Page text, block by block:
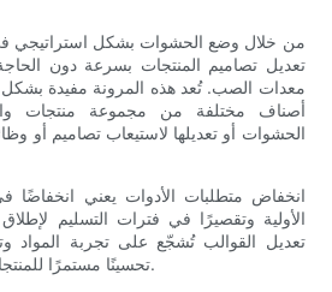
من خلال وضع الحشوات بشكل استراتيجي
تعديل تصاميم المنتجات بسرعة دون
معدات الصب. تُعد هذه المرونة مفيدة بشكل
أصناف مختلفة من مجموعة منتجات
الحشوات أو تعديلها لاستيعاب تصاميم أو
انخفاض متطلبات الأدوات يعني انخفاضًا
الأولية وتقصيرًا في فترات التسليم
تعديل القوالب تُشجّع على تجربة المواد
تحسينًا مستمرًا للمنتجات دون تكبّد تكاليف باهظة.